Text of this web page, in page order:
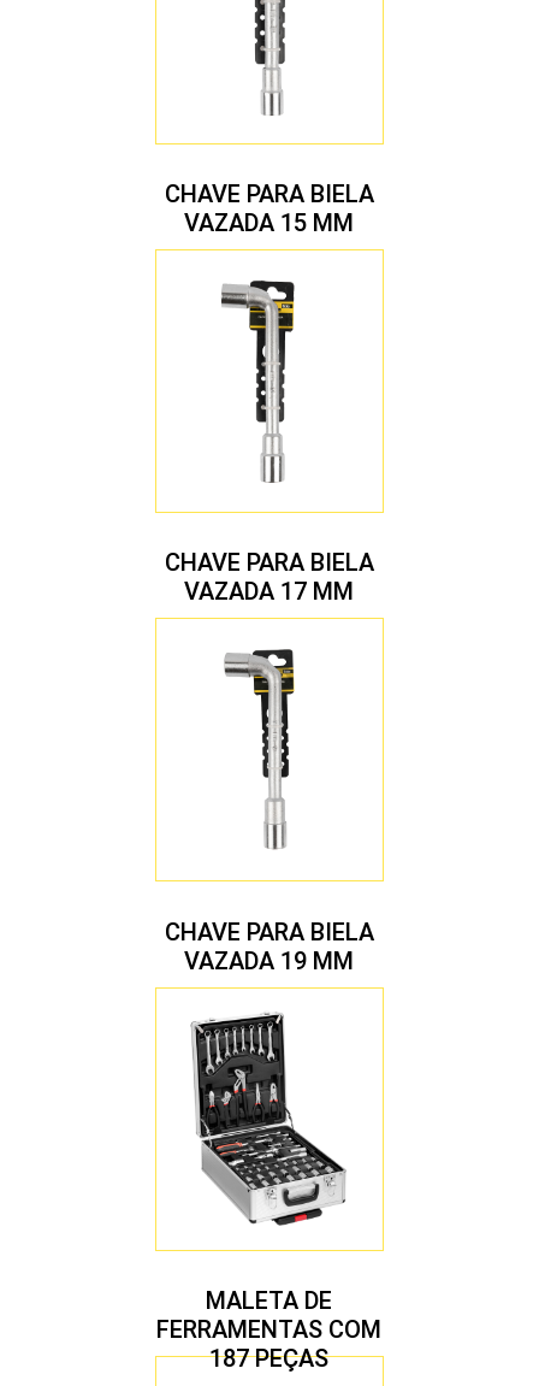
CHAVE PARA BIELA
VAZADA 15 MM
CHAVE PARA BIELA
VAZADA 17 MM
CHAVE PARA BIELA
VAZADA 19 MM
MALETA DE
FERRAMENTAS COM
187 PEÇAS